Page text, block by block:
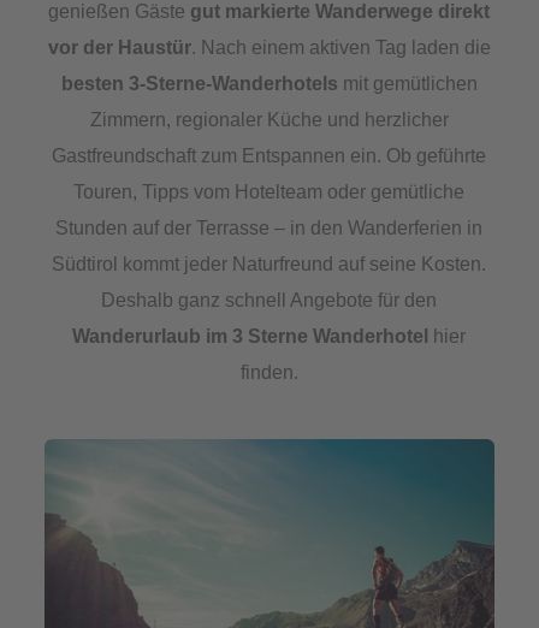
genießen Gäste gut markierte Wanderwege direkt
vor der Haustür. Nach einem aktiven Tag laden die
besten 3-Sterne-Wanderhotels mit gemütlichen
Zimmern, regionaler Küche und herzlicher
Gastfreundschaft zum Entspannen ein. Ob geführte
Touren, Tipps vom Hotelteam oder gemütliche
Stunden auf der Terrasse – in den Wanderferien in
Südtirol kommt jeder Naturfreund auf seine Kosten.
Deshalb ganz schnell Angebote für den
Wanderurlaub im 3 Sterne Wanderhotel
hier
finden.